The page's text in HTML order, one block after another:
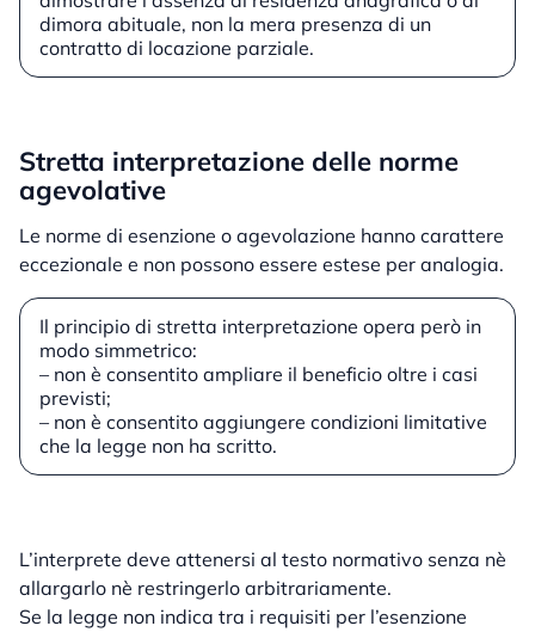
dimora abituale, non la mera presenza di un
contratto di locazione parziale.
Stretta interpretazione delle norme
agevolative
Le norme di esenzione o agevolazione hanno carattere
eccezionale e non possono essere estese per analogia.
Il principio di stretta interpretazione opera però in
modo simmetrico:
– non è consentito ampliare il beneficio oltre i casi
previsti;
– non è consentito aggiungere condizioni limitative
che la legge non ha scritto.
L’interprete deve attenersi al testo normativo senza nè
allargarlo nè restringerlo arbitrariamente.
Se la legge non indica tra i requisiti per l’esenzione